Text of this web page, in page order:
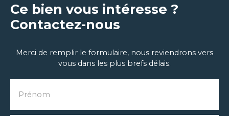
Ce bien vous intéresse ?
Contactez-nous
Merci de remplir le formulaire, nous reviendrons vers
vous dans les plus brefs délais.
Prénom